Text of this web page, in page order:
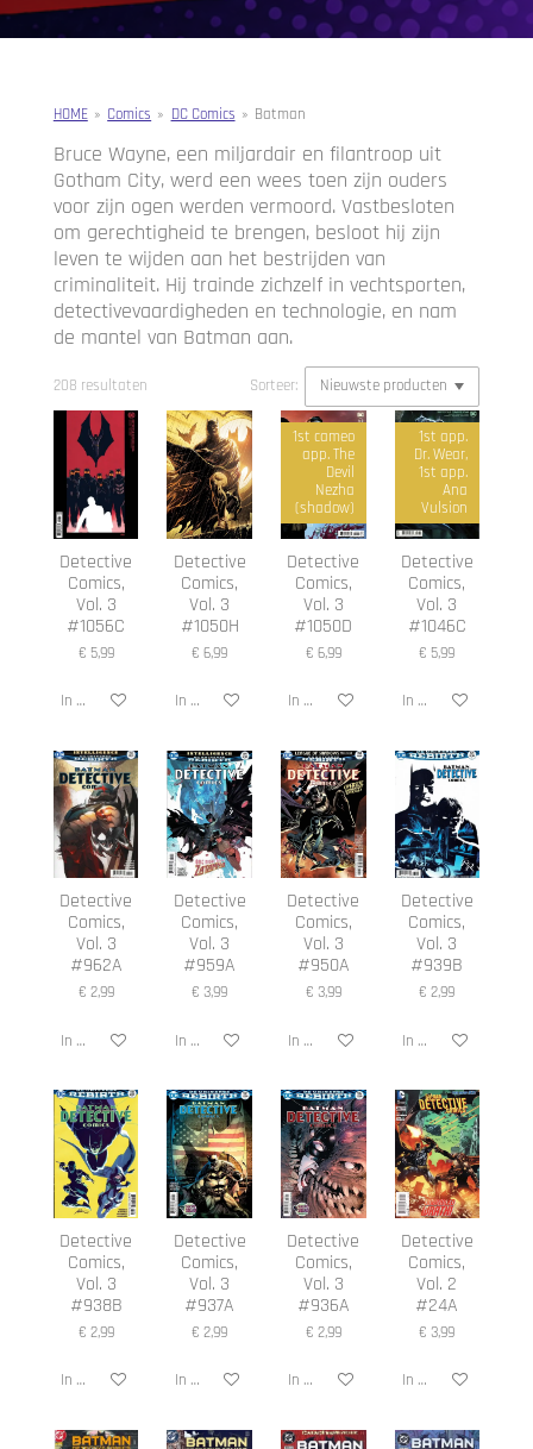
HOME » Comics » DC Comics » Batman
Bruce Wayne, een miljardair en filantroop uit
Gotham City, werd een wees toen zijn ouders
voor zijn ogen werden vermoord. Vastbesloten
om gerechtigheid te brengen, besloot hij zijn
leven te wijden aan het bestrijden van
criminaliteit. Hij trainde zichzelf in vechtsporten,
detectivevaardigheden en technologie, en nam
de mantel van Batman aan.
208 resultaten Sorteer:
Detective
Comics,
Vol. 3
#1056C
€ 5,99
In winkelwagen
Detective
Comics,
Vol. 3
#1050H
€ 6,99
In winkelwagen
1st cameo
app. The
Devil
Nezha
(shadow)
Detective
Comics,
Vol. 3
#1050D
€ 6,99
In winkelwagen
1st app.
Dr. Wear,
1st app.
Ana
Vulsion
Detective
Comics,
Vol. 3
#1046C
€ 5,99
In winkelwagen
Detective
Comics,
Vol. 3
#962A
€ 2,99
In winkelwagen
Detective
Comics,
Vol. 3
#959A
€ 3,99
In winkelwagen
Detective
Comics,
Vol. 3
#950A
€ 3,99
In winkelwagen
Detective
Comics,
Vol. 3
#939B
€ 2,99
In winkelwagen
Detective
Comics,
Vol. 3
#938B
€ 2,99
In winkelwagen
Detective
Comics,
Vol. 3
#937A
€ 2,99
In winkelwagen
Detective
Comics,
Vol. 3
#936A
€ 2,99
In winkelwagen
Detective
Comics,
Vol. 2
#24A
€ 3,99
In winkelwagen